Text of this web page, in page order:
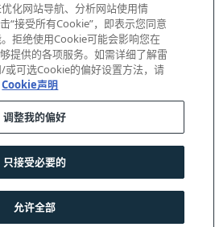
。版权所有。
辅助功能|
化网站导航、分析网站使用情
“接受所有Cookie”，即表示您同意
拒绝使用Cookie可能会影响您在
提供的各项服务。如需详细了解雷
或可选Cookie的偏好设置方法，请
Cookie声明
调整我的偏好
只接受必要的
允许全部